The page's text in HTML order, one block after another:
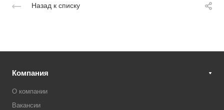
Назад к списку
Компания
О компании
Вакансии